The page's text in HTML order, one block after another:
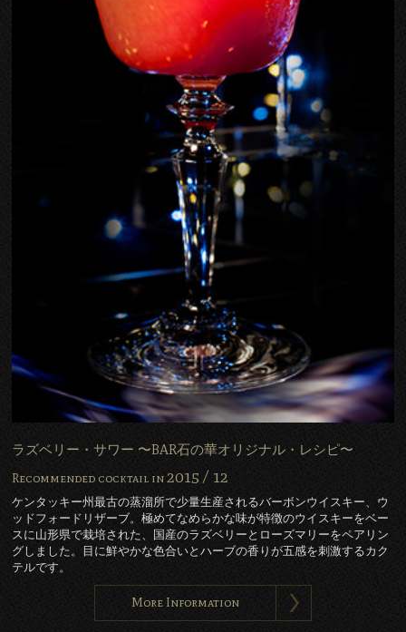
ラズベリー・サワー 〜BAR石の華オリジナル・レシピ〜
Recommended cocktail in2015 / 12
ケンタッキー州最古の蒸溜所で少量生産されるバーボンウイスキー、ウ
ッドフォードリザーブ。極めてなめらかな味が特徴のウイスキーをベー
スに山形県で栽培された、国産のラズベリーとローズマリーをペアリン
グしました。目に鮮やかな色合いとハーブの香りが五感を刺激するカク
テルです。
More Information